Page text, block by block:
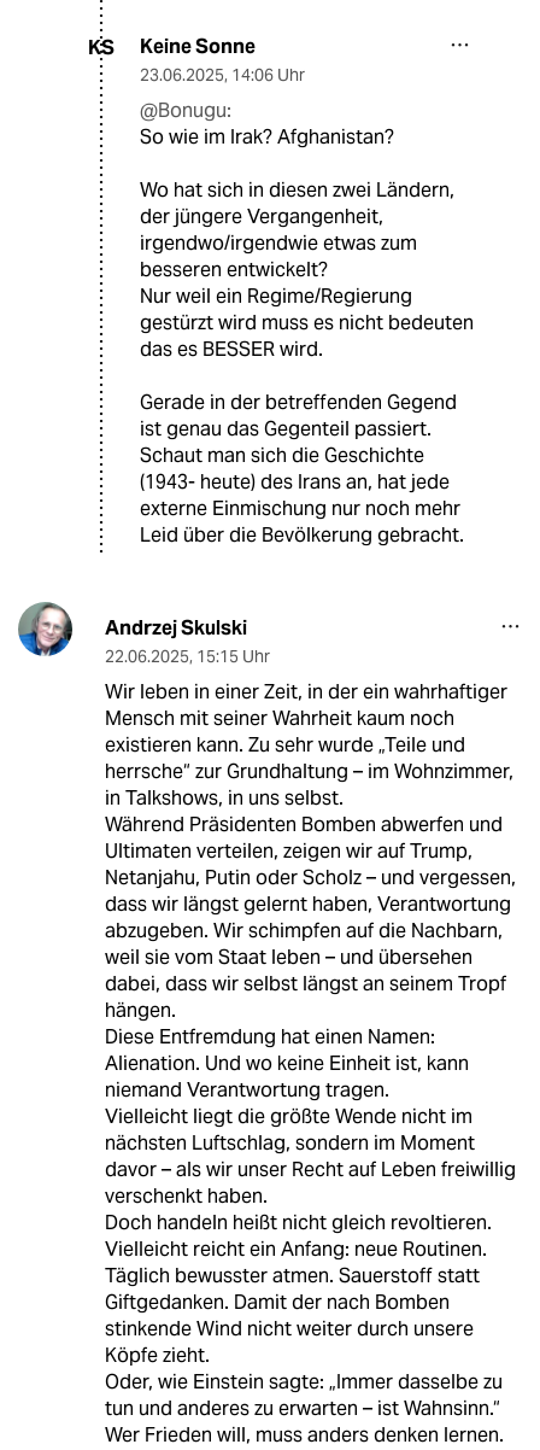
KS Keine Sonne
23.06.2025, 14:06 Uhr
@Bonugu:
So wie im Irak? Afghanistan?
Wo hat sich in diesen zwei Ländern,
der jüngere Vergangenheit,
irgendwo/irgendwie etwas zum
besseren entwickelt?
Nur weil ein Regime/Regierung
gestürzt wird muss es nicht bedeuten
das es BESSER wird.
Gerade in der betreffenden Gegend
ist genau das Gegenteil passiert.
Schaut man sich die Geschichte
(1943- heute) des Irans an, hat jede
externe Einmischung nur noch mehr
Leid über die Bevölkerung gebracht.
Andrzej Skulski
22.06.2025, 15:15 Uhr
Wir leben in einer Zeit, in der ein wahrhaftiger
Mensch mit seiner Wahrheit kaum noch
existieren kann. Zu sehr wurde „Teile und
herrsche“ zur Grundhaltung – im Wohnzimmer,
in Talkshows, in uns selbst.
Während Präsidenten Bomben abwerfen und
Ultimaten verteilen, zeigen wir auf Trump,
Netanjahu, Putin oder Scholz – und vergessen,
dass wir längst gelernt haben, Verantwortung
abzugeben. Wir schimpfen auf die Nachbarn,
weil sie vom Staat leben – und übersehen
dabei, dass wir selbst längst an seinem Tropf
hängen.
Diese Entfremdung hat einen Namen:
Alienation. Und wo keine Einheit ist, kann
niemand Verantwortung tragen.
Vielleicht liegt die größte Wende nicht im
nächsten Luftschlag, sondern im Moment
davor – als wir unser Recht auf Leben freiwillig
verschenkt haben.
Doch handeln heißt nicht gleich revoltieren.
Vielleicht reicht ein Anfang: neue Routinen.
Täglich bewusster atmen. Sauerstoff statt
Giftgedanken. Damit der nach Bomben
stinkende Wind nicht weiter durch unsere
Köpfe zieht.
Oder, wie Einstein sagte: „Immer dasselbe zu
tun und anderes zu erwarten – ist Wahnsinn.“
Wer Frieden will, muss anders denken lernen.